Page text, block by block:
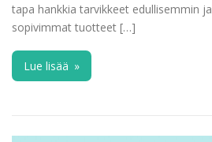
tapa hankkia tarvikkeet edullisemmin
sopivimmat tuotteet […]
Lue lisää »